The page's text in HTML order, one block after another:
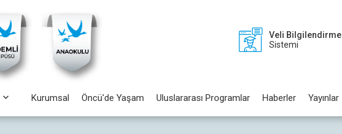
Veli Bilgilendirme
Sistemi
Kurumsal Öncü'de Yaşam Uluslararası Programlar Haberler Yayınlar